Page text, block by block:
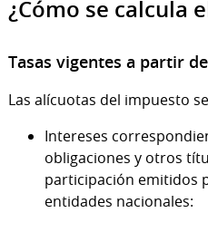
¿Cómo se calcula
Tasas vigentes a partir
Las alícuotas del impuesto
Intereses
obligaciones y otros
participación emitidos
entidades nacionales: